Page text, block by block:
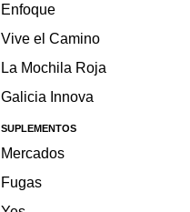
Enfoque
Vive el Camino
La Mochila Roja
Galicia Innova
SUPLEMENTOS
Mercados
Fugas